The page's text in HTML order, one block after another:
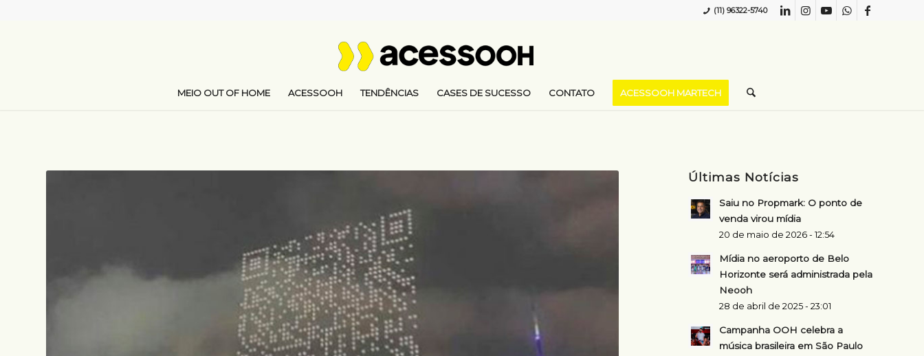
(11) 96322-5740
MEIO OUT OF HOME ACESSOOH TENDÊNCIAS CASES DE SUCESSO CONTATO ACESSOOH MARTECH
Últimas Notícias
Saiu no Propmark: O ponto de
venda virou mídia
20 de maio de 2026 - 12:54
Mídia no aeroporto de Belo
Horizonte será administrada pela
Neooh
28 de abril de 2025 - 23:01
Campanha OOH celebra a
música brasileira em São Paulo